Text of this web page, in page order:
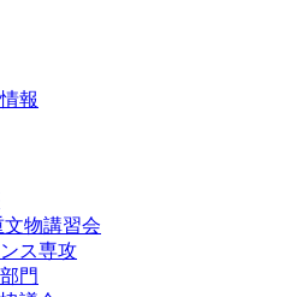
報
物講習会
ス専攻
門